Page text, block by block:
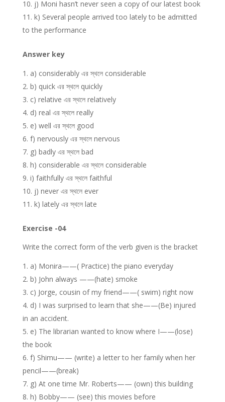
j) Moni hasn’t never seen a copy of our latest book
k) Several people arrived too lately to be admitted
to the performance
Answer key
a) considerably এর স্থলে considerable
b) quick এর স্থলে quickly
c) relative এর স্থলে relatively
d) real এর স্থলে really
e) well এর স্থলে good
f) nervously এর স্থলে nervous
g) badly এর স্থলে bad
h) considerable এর স্থলে considerable
i) faithfully এর স্থলে faithful
j) never এর স্থলে ever
k) lately এর স্থলে late
Exercise -04
Write the correct form of the verb given is the bracket
a) Monira——( Practice) the piano everyday
b) John always ——(hate) smoke
c) Jorge, cousin of my friend——( swim) right now
d) I was surprised to learn that she——(Be) injured
in an accident.
e) The librarian wanted to know where I——(lose)
the book
f) Shimu—— (write) a letter to her family when her
pencil——(break)
g) At one time Mr. Roberts—— (own) this building
h) Bobby—— (see) this movies before